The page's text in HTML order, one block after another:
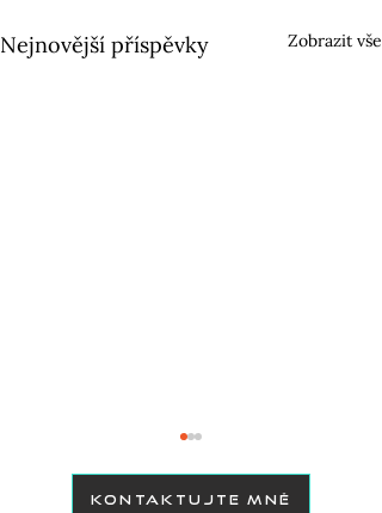
Nejnovější příspěvky Zobrazit vše
KONTAKTUJTE MNĚ